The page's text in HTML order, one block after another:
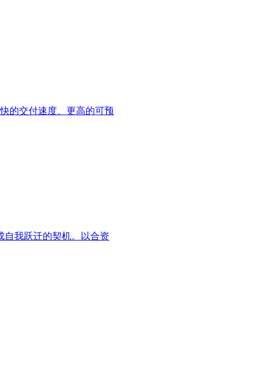
的交付速度、更高的可预
自我跃迁的契机。以合资